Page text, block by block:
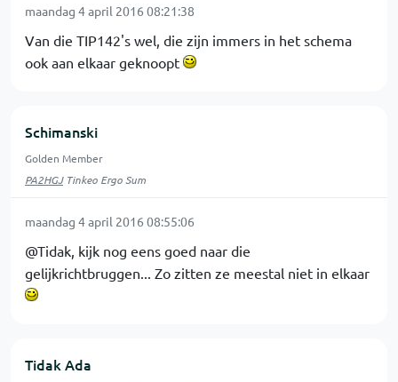
maandag 4 april 2016 08:21:38
Van die TIP142's wel, die zijn immers in het schema
ook aan elkaar geknoopt
Schimanski
Golden Member
PA2HGJTinkeo Ergo Sum
maandag 4 april 2016 08:55:06
@Tidak, kijk nog eens goed naar die
gelijkrichtbruggen... Zo zitten ze meestal niet in elkaar
Tidak Ada